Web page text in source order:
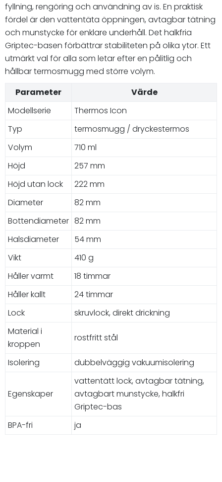
fyllning, rengöring och användning av is. En praktisk
fördel är den vattentäta öppningen, avtagbar tätning
och munstycke för enklare underhåll. Det halkfria
Griptec-basen förbättrar stabiliteten på olika ytor. Ett
utmärkt val för alla som letar efter en pålitlig och
hållbar termosmugg med större volym.
Parameter
Värde
Modellserie
Thermos Icon
Typ
termosmugg / dryckestermos
Volym
710 ml
Höjd
257 mm
Höjd utan lock
222 mm
Diameter
82 mm
Bottendiameter 82 mm
Halsdiameter
54 mm
Vikt
410 g
Håller varmt
18 timmar
Håller kallt
24 timmar
Lock
skruvlock, direkt drickning
Material i
kroppen
rostfritt stål
Isolering dubbelväggig vakuumisolering
Egenskaper
vattentätt lock, avtagbar tätning,
avtagbart munstycke, halkfri
Griptec-bas
BPA-fri
ja